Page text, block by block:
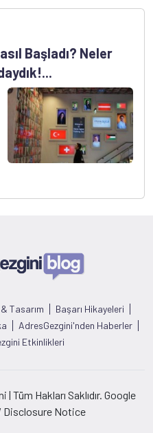
Başladı? Neler
& Tasarım
Başarı Hikayeleri
AdresGezgini'nden Haberler
Etkinlikleri
Hakları Saklıdır. Google
Disclosure Notice